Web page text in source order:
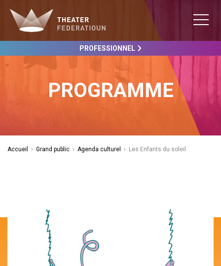
PROFESSIONNEL
PROGRAMME
Accueil › Grand public › Agenda culturel › Les Enfants du soleil